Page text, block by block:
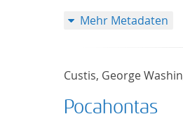
Mehr Metadaten
Custis, George
Pocahontas